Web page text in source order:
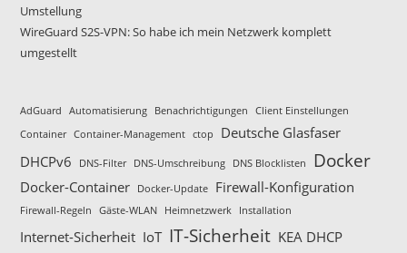
Umstellung
WireGuard S2S-VPN: So habe ich mein Netzwerk komplett
umgestellt
AdGuard Automatisierung Benachrichtigungen
Client Einstellungen
Container Container-Management ctop
Deutsche Glasfaser
DHCPv6
DNS-Filter DNS-Umschreibung DNS Blocklisten Docker
Docker-Container Docker-Update Firewall-Konfiguration
Firewall-Regeln Gäste-WLAN Heimnetzwerk Installation
Internet-Sicherheit IoT IT-Sicherheit KEA DHCP